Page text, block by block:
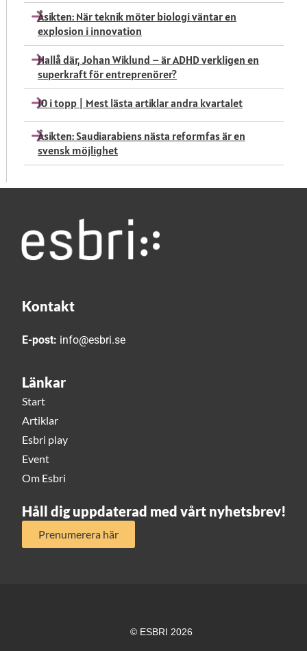
Åsikten: När teknik möter biologi väntar en
explosion i innovation
Hallå där, Johan Wiklund – är ADHD verkligen en
superkraft för entreprenörer?
10 i topp | Mest lästa artiklar andra kvartalet
Åsikten: Saudiarabiens nästa reformfas är en
svensk möjlighet
Kontakt
E-post: info@esbri.se
Länkar
Start
Artiklar
Esbri play
Event
Om Esbri
Håll dig uppdaterad med vårt nyhetsbrev!
Prenumerera här
© ESBRI 2026